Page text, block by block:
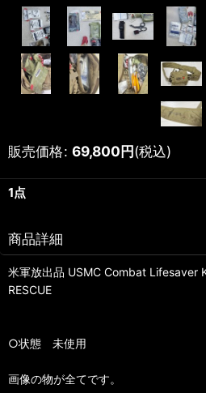
販売価格: 69,800円(税込)
1点
商品詳細
米軍放出品 USMC Combat Lifesaver
RESCUE
○状態 未使用
画像の物が全てです。